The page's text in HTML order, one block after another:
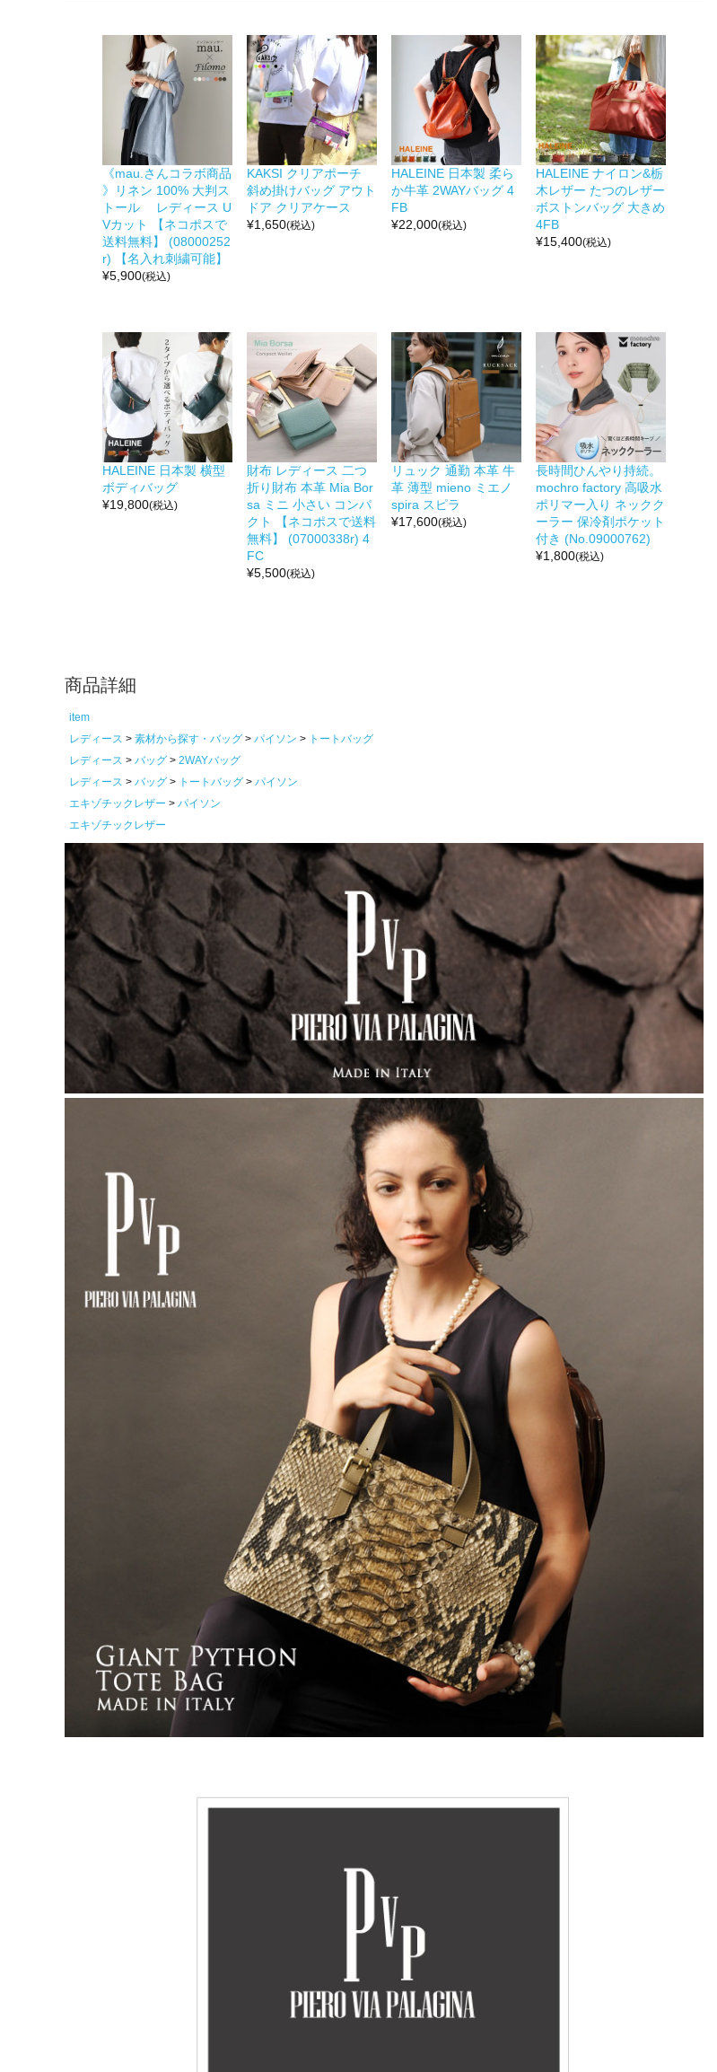
《mau.さんコラボ商品
》リネン 100% 大判ス
トール レディース U
Vカット 【ネコポスで
送料無料】 (08000252
r) 【名入れ刺繍可能】
¥5,900(税込)
KAKSI クリアポーチ
斜め掛けバッグ アウト
ドア クリアケース
¥1,650(税込)
HALEINE 日本製 柔ら
か牛革 2WAYバッグ 4
FB
¥22,000(税込)
HALEINE ナイロン&栃
木レザー たつのレザー
ボストンバッグ 大きめ
4FB
¥15,400(税込)
HALEINE 日本製 横型
ボディバッグ
¥19,800(税込)
財布 レディース 二つ
折り財布 本革 Mia Bor
sa ミニ 小さい コンパ
クト 【ネコポスで送料
無料】 (07000338r) 4
FC
¥5,500(税込)
リュック 通勤 本革 牛
革 薄型 mieno ミエノ
spira スピラ
¥17,600(税込)
長時間ひんやり持続。
mochro factory 高吸水
ポリマー入り ネックク
ーラー 保冷剤ポケット
付き (No.09000762)
¥1,800(税込)
商品詳細
item
レディース
素材から探す・バッグ パイソン
トートバッグ
レディース
バッグ
2WAYバッグ
レディース
バッグ トートバッグ
パイソン
エキゾチックレザー
パイソン
エキゾチックレザー